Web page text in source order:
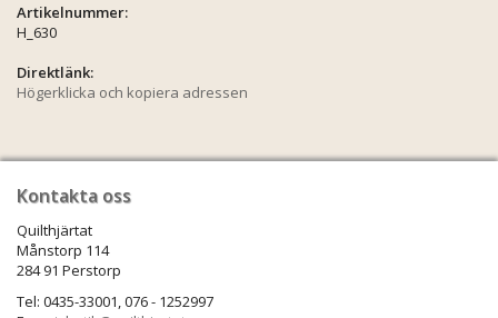
Artikelnummer:
H_630
Direktlänk:
Högerklicka och kopiera adressen
Kontakta oss
Quilthjärtat
Månstorp 114
284 91 Perstorp
Tel: 0435-33001, 076 - 1252997